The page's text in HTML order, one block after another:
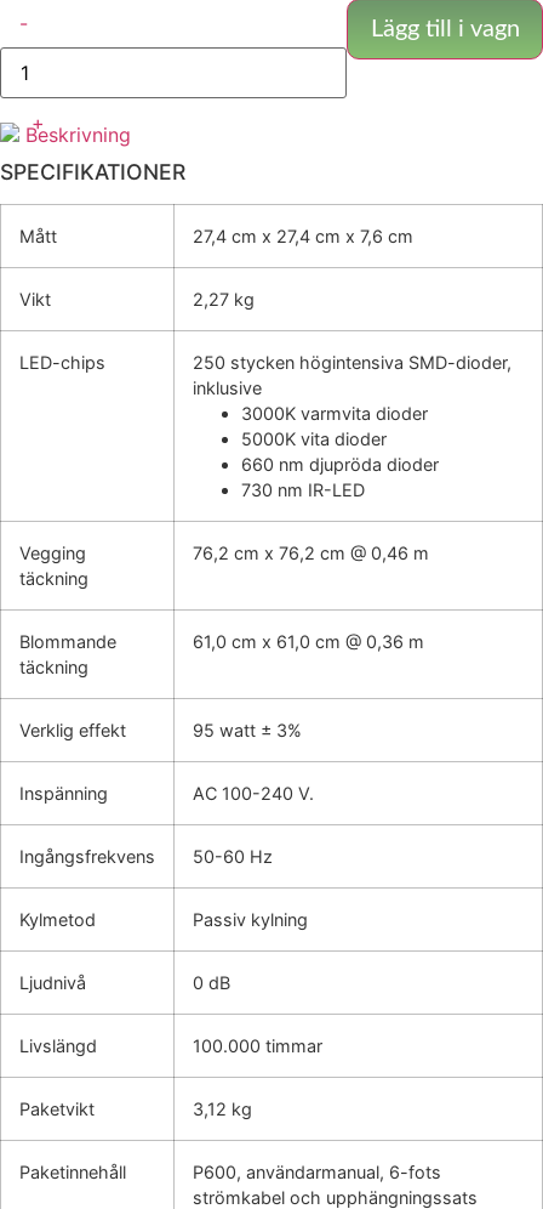
Spectra
-
P600
mängd
-
+
Lägg till i vagn
Beskrivning
SPECIFIKATIONER
Mått 27,4 cm x 27,4 cm x 7,6 cm
Vikt 2,27 kg
LED-chips
250 stycken högintensiva SMD-dioder,
inklusive
3000K varmvita dioder
5000K vita dioder
660 nm djupröda dioder
730 nm IR-LED
Vegging
täckning
76,2 cm x 76,2 cm @ 0,46 m
Blommande
täckning
61,0 cm x 61,0 cm @ 0,36 m
Verklig effekt 95 watt ± 3%
Inspänning AC 100-240 V.
Ingångsfrekvens 50-60 Hz
Kylmetod Passiv kylning
Ljudnivå 0 dB
Livslängd 100.000 timmar
Paketvikt 3,12 kg
Paketinnehåll
P600, användarmanual, 6-fots
strömkabel och upphängningssats